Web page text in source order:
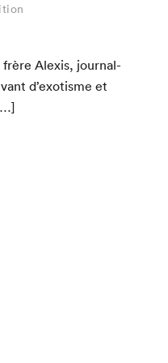
frère Alex­is, jour­nal­
d’exotisme et